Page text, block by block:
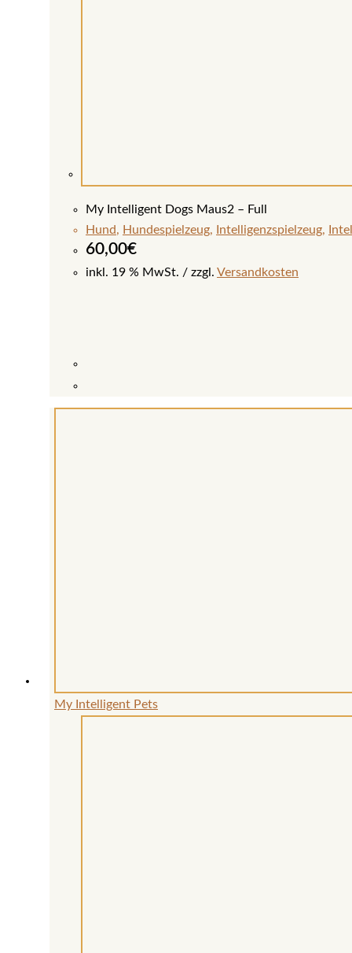
My Intelligent Dogs Maus2 – Full
Hund, Hundespielzeug, Intelligenzspielzeug,
60,00€
inkl. 19 % MwSt. zzgl. Versandkosten
My Intelligent Pets